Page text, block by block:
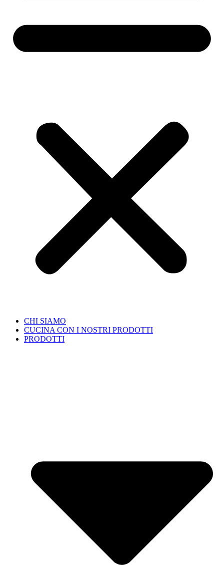
CHI SIAMO
CUCINA CON I NOSTRI PRODOTTI
PRODOTTI